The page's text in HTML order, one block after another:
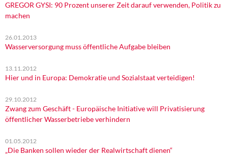
GREGOR GYSI: 90 Prozent unserer Zeit darauf verwenden, Politik zu
machen
26.01.2013
Wasserversorgung muss öffentliche Aufgabe bleiben
13.11.2012
Hier und in Europa: Demokratie und Sozialstaat verteidigen!
29.10.2012
Zwang zum Geschäft - Europäische Initiative will Privatisierung
öffentlicher Wasserbetriebe verhindern
01.05.2012
„Die Banken sollen wieder der Realwirtschaft dienen“